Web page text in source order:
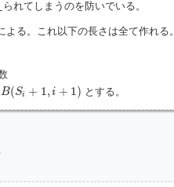
れてしまうのを防いでいる。
る。これ以下の長さは全て作れる。
B(Si + 1,i + 1)
1,i+1 とする。